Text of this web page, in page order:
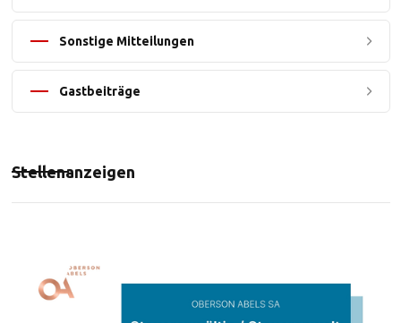
Sonstige Mitteilungen
Gastbeiträge
Stellenanzeigen